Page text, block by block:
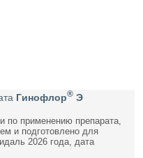
Гинофлор® Э
по применению препарата,
и подготовлено для
2026 года, дата